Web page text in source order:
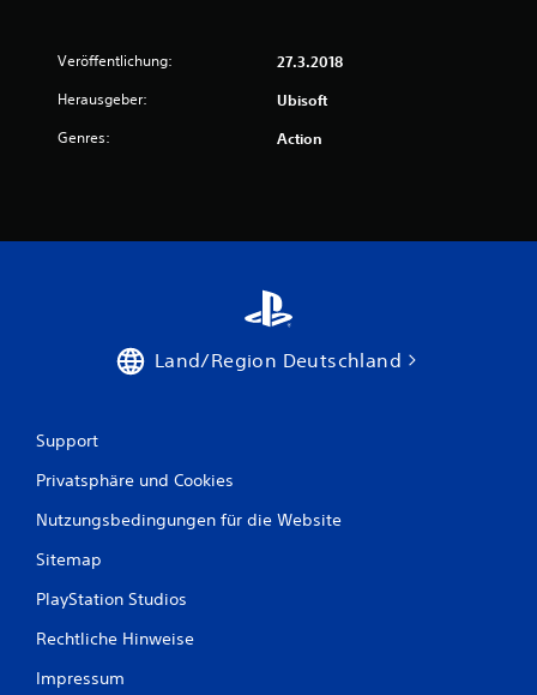
Veröffentlichung: 27.3.2018
Herausgeber: Ubisoft
Genres: Action
Land/Region Deutschland
Support
Privatsphäre und Cookies
Nutzungsbedingungen für die Website
Sitemap
PlayStation Studios
Rechtliche Hinweise
Impressum